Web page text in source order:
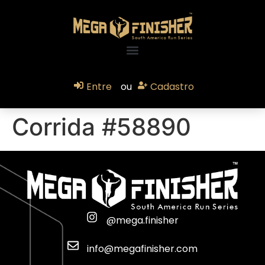
Entre ou Cadastro
Corrida #58890
@mega.finisher
info@megafinisher.com